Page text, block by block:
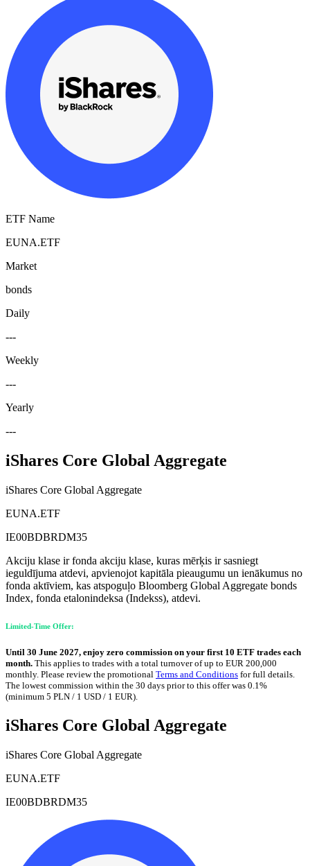
ETF Name
EUNA.ETF
Market
bonds
Daily
---
Weekly
---
Yearly
---
iShares Core Global Aggregate
iShares Core Global Aggregate
EUNA.ETF
IE00BDBRDM35
Akciju klase ir fonda akciju klase, kuras mērķis ir sasniegt
ieguldījuma atdevi, apvienojot kapitāla pieaugumu un ienākumus no
fonda aktīviem, kas atspoguļo Bloomberg Global Aggregate bonds
Index, fonda etalonindeksa (Indekss), atdevi.
Limited-Time Offer:
Until 30 June 2027, enjoy zero commission on your first 10 ETF trades each
month. This applies to trades with a total turnover of up to EUR 200,000
monthly. Please review the promotional Terms and Conditions for full details.
The lowest commission within the 30 days prior to this offer was 0.1%
(minimum 5 PLN / 1 USD / 1 EUR).
iShares Core Global Aggregate
iShares Core Global Aggregate
EUNA.ETF
IE00BDBRDM35